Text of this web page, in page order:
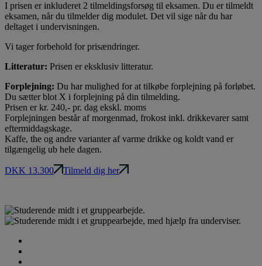
I prisen er inkluderet 2 tilmeldingsforsøg til eksamen. Du er tilmeldt
eksamen, når du tilmelder dig modulet. Det vil sige når du har
deltaget i undervisningen.
Vi tager forbehold for prisændringer.
Litteratur: Prisen er eksklusiv litteratur.
Forplejning: Du har mulighed for at tilkøbe forplejning på forløbet.
Du sætter blot X i forplejning på din tilmelding.
Prisen er kr. 240,- pr. dag ekskl. moms
Forplejningen består af morgenmad, frokost inkl. drikkevarer samt
eftermiddagskage.
Kaffe, the og andre varianter af varme drikke og koldt vand er
tilgængelig ub hele dagen.
DKK 13.300 Tilmeld dig her